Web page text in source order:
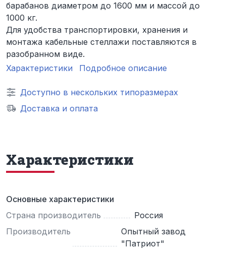
барабанов диаметром до 1600 мм и массой до
1000 кг.
Для удобства транспортировки, хранения и
монтажа кабельные стеллажи поставляются в
разобранном виде.
Характеристики
Подробное описание
Доступно в нескольких типоразмерах
Доставка и оплата
Характеристики
Основные характеристики
Страна производитель
Россия
Производитель
Опытный завод
"Патриот"